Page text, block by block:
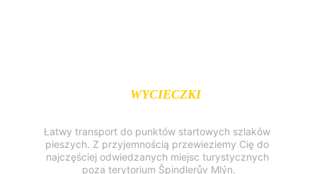
WYCIECZKI
Łatwy transport do punktów startowych szlaków
pieszych. Z przyjemnością przewieziemy Cię do
najczęściej odwiedzanych miejsc turystycznych
poza terytorium Špindlerův Mlýn.